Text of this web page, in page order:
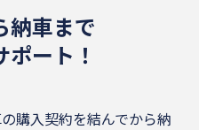
納車まで
ート！
購入契約を結んでから納